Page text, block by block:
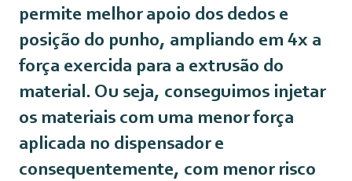
permite melhor apoio dos dedos e
posição do punho, ampliando em 4x a
força exercida para a extrusão do
material. Ou seja, conseguimos injetar
os materiais com uma menor força
aplicada no dispensador e
consequentemente, com menor risco